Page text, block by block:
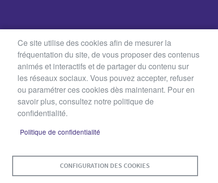
Ce site utilise des cookies afin de mesurer la
fréquentation du site, de vous proposer des contenus
animés et interactifs et de partager du contenu sur
les réseaux sociaux. Vous pouvez accepter, refuser
ou paramétrer ces cookies dès maintenant. Pour en
savoir plus, consultez notre politique de
confidentialité.
Politique de confidentialité
CONFIGURATION DES COOKIES
PIED